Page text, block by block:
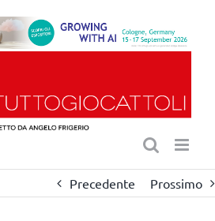
Precedente Prossimo